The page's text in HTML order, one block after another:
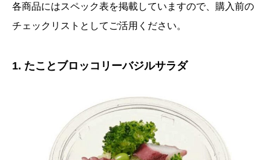
各商品にはスペック表を掲載していますので、購入前の
チェックリストとしてご活用ください。
1. たことブロッコリーバジルサラダ